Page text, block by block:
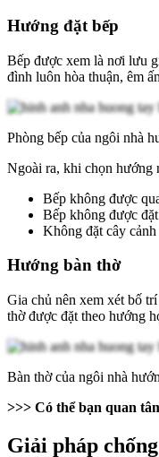
Hướng đặt bếp
Bếp được xem là nơi lưu
đình luôn hòa thuận, êm
Phòng bếp của ngôi nhà
Ngoài ra, khi chọn hướng
Bếp không được
Bếp không được
Không đặt cây
Hướng bàn thờ
Gia chủ nên xem xét bố
thờ được đặt theo hướng
Bàn thờ của ngôi nhà
>>> Có thể bạn quan
Giải pháp